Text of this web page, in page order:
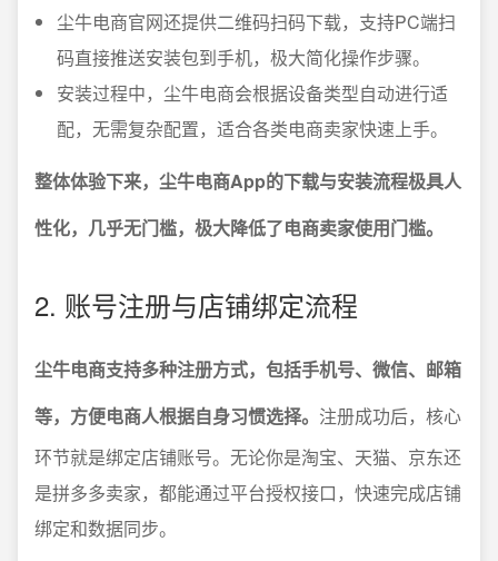
尘牛电商官网还提供二维码扫码下载，支持PC端扫
码直接推送安装包到手机，极大简化操作步骤。
安装过程中，尘牛电商会根据设备类型自动进行适
配，无需复杂配置，适合各类电商卖家快速上手。
整体体验下来，尘牛电商App的下载与安装流程极具人
性化，几乎无门槛，极大降低了电商卖家使用门槛。
2. 账号注册与店铺绑定流程
尘牛电商支持多种注册方式，包括手机号、微信、邮箱
等，方便电商人根据自身习惯选择。 注册成功后，核心
环节就是绑定店铺账号。无论你是淘宝、天猫、京东还
是拼多多卖家，都能通过平台授权接口，快速完成店铺
绑定和数据同步。